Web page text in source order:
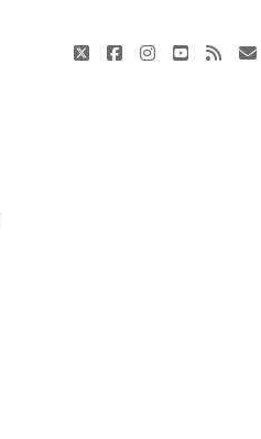
twitterfacebookinstagram
youtube
rss E-